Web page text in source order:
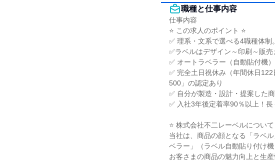
職種と仕事内容
仕事内容
⭐ この求人のポイント ⭐
✅ 理系・文系で選べる4職種体
✅ラベルはデザイン～印刷～販
✅ オートラベラー（自動貼付機
✅ 完全土日祝休み（年間休日
500」の認定あり
✅ 自分が製造・設計・提案した
✅ 入社3年後定着率90％以上！
⭐ 株式会社不二レーベルについて
当社は、商品の顔となる「ラベ
ベラー」（ラベル自動貼り付け
お客さまの商品の魅力向上と生